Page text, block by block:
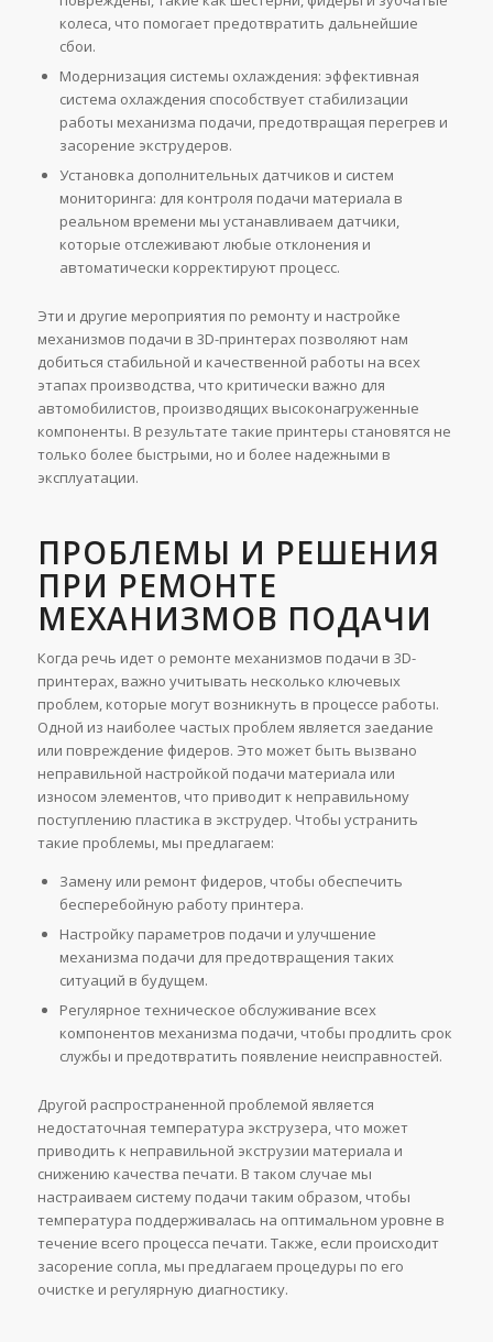
колеса, что помогает предотвратить дальнейшие
сбои.
Модернизация системы охлаждения: эффективная
система охлаждения способствует стабилизации
работы механизма подачи, предотвращая перегрев и
засорение экструдеров.
Установка дополнительных датчиков и систем
мониторинга: для контроля подачи материала в
реальном времени мы устанавливаем датчики,
которые отслеживают любые отклонения и
автоматически корректируют процесс.
Эти и другие мероприятия по ремонту и настройке
механизмов подачи в 3D-принтерах позволяют нам
добиться стабильной и качественной работы на всех
этапах производства, что критически важно для
автомобилистов, производящих высоконагруженные
компоненты. В результате такие принтеры становятся не
только более быстрыми, но и более надежными в
эксплуатации.
ПРОБЛЕМЫ И РЕШЕНИЯ
ПРИ РЕМОНТЕ
МЕХАНИЗМОВ ПОДАЧИ
Когда речь идет о ремонте механизмов подачи в 3D-
принтерах, важно учитывать несколько ключевых
проблем, которые могут возникнуть в процессе работы.
Одной из наиболее частых проблем является заедание
или повреждение фидеров. Это может быть вызвано
неправильной настройкой подачи материала или
износом элементов, что приводит к неправильному
поступлению пластика в экструдер. Чтобы устранить
такие проблемы, мы предлагаем:
Замену или ремонт фидеров, чтобы обеспечить
бесперебойную работу принтера.
Настройку параметров подачи и улучшение
механизма подачи для предотвращения таких
ситуаций в будущем.
Регулярное техническое обслуживание всех
компонентов механизма подачи, чтобы продлить срок
службы и предотвратить появление неисправностей.
Другой распространенной проблемой является
недостаточная температура экструзера, что может
приводить к неправильной экструзии материала и
снижению качества печати. В таком случае мы
настраиваем систему подачи таким образом, чтобы
температура поддерживалась на оптимальном уровне в
течение всего процесса печати. Также, если происходит
засорение сопла, мы предлагаем процедуры по его
очистке и регулярную диагностику.